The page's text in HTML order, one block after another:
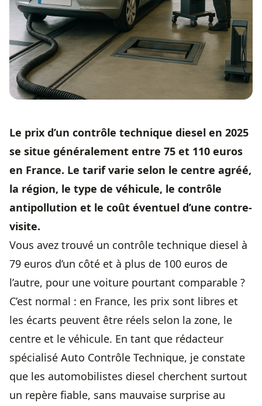
Le prix d’un contrôle technique diesel en 2025
se situe généralement entre 75 et 110 euros
en France. Le tarif varie selon le centre agréé,
la région, le type de véhicule, le contrôle
antipollution et le coût éventuel d’une contre-
visite.
Vous avez trouvé un contrôle technique diesel à
79 euros d’un côté et à plus de 100 euros de
l’autre, pour une voiture pourtant comparable ?
C’est normal : en France, les prix sont libres et
les écarts peuvent être réels selon la zone, le
centre et le véhicule. En tant que rédacteur
spécialisé Auto Contrôle Technique, je constate
que les automobilistes diesel cherchent surtout
un repère fiable, sans mauvaise surprise au